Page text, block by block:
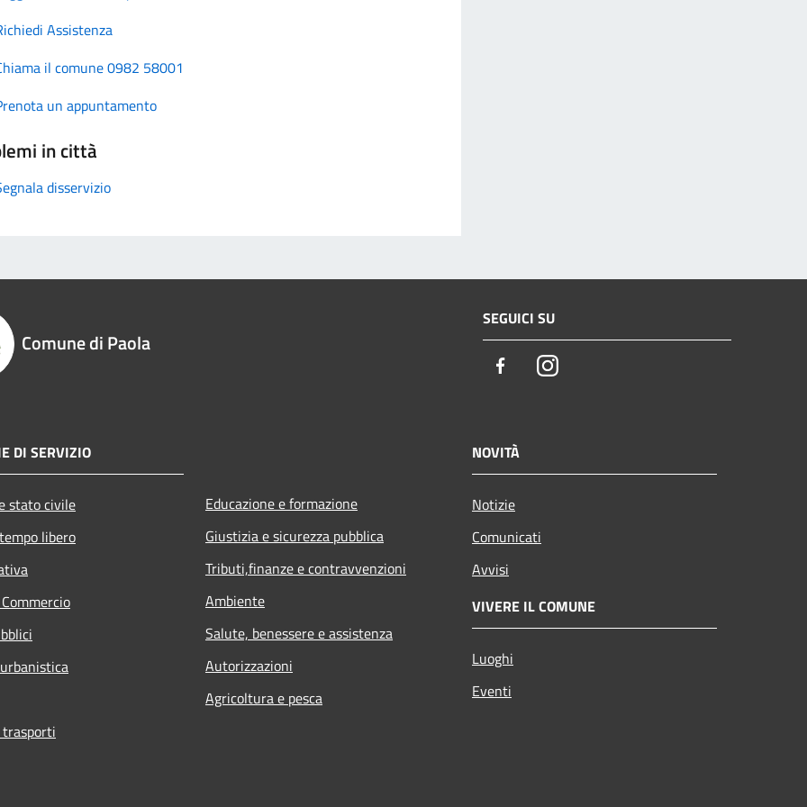
Assistenza
il comune 0982 58001
un appuntamento
in città
disservizio
Comune di Paola
SEGUICI SU
FacebookInstagram
DI SERVIZIO
stato civile
libero
Educazione e formazione
Giustizia e sicurezza pubblica
Tributi,finanze e contravvenzioni
Ambiente
Salute, benessere e assistenza
Autorizzazioni
Agricoltura e pesca
NOVITÀ
Notizie
Comunicati
Avvisi
VIVERE IL COMUNE
Luoghi
Eventi